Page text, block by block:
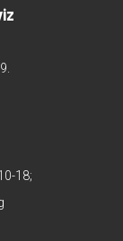
18;